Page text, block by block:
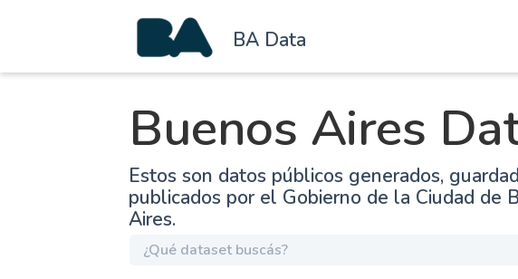
BA Data
Buenos Aires
Estos son datos públicos generados,
publicados por el Gobierno de la Ciudad de
Aires.